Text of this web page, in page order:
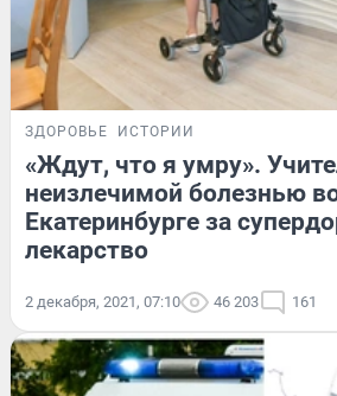
ЗДОРОВЬЕ ИСТОРИИ
«Ждут, что я умру».
неизлечимой болезнью
Екатеринбурге за
лекарство
2 декабря, 2021, 07:10 46 203 161